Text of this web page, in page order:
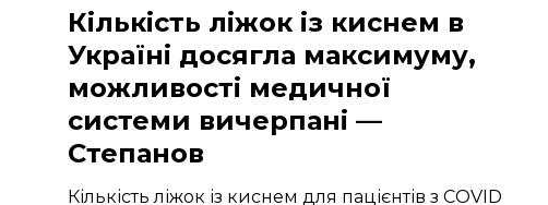
Кількість ліжок із киснем в
Україні досягла максимуму,
можливості медичної
системи вичерпані —
Степанов
Кількість ліжок із киснем для пацієнтів з COVID